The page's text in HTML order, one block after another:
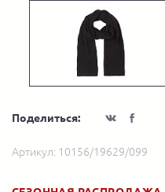
Поделиться:
Артикул: 10156/19629/099